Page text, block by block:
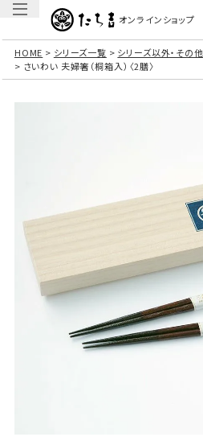
オンラインショップ
HOME シリーズ一覧
シリーズ以外・その他
さいわい 夫婦箸（桐箱入）〈2膳〉